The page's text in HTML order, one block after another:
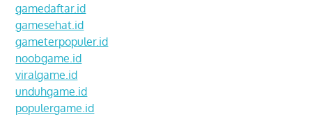
gamedaftar.id
gamesehat.id
gameterpopuler.id
noobgame.id
viralgame.id
unduhgame.id
populergame.id